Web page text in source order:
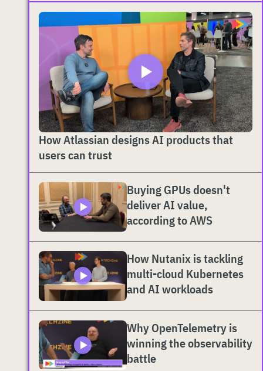
How Atlassian designs AI products that
users can trust
Buying GPUs doesn't
deliver AI value,
according to AWS
How Nutanix is tackling
multi-cloud Kubernetes
and AI workloads
Why OpenTelemetry is
winning the observability
battle